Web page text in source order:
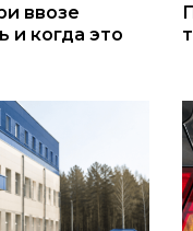
ввозе
и когда это